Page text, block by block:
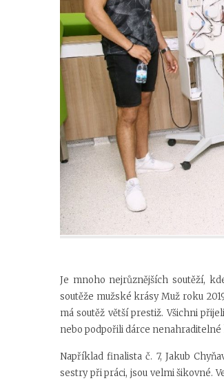
Je mnoho nejrůznějších soutěží,
soutěže mužské krásy Muž roku
má soutěž větší prestiž. Všichni
nebo podpořili dárce nenahraditelné
Například finalista č. 7, Jakub
sestry při práci, jsou velmi šikovné.